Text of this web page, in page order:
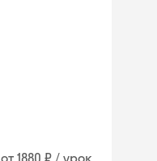
от 1880 ₽ / урок